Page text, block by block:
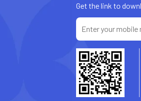
Get the link to